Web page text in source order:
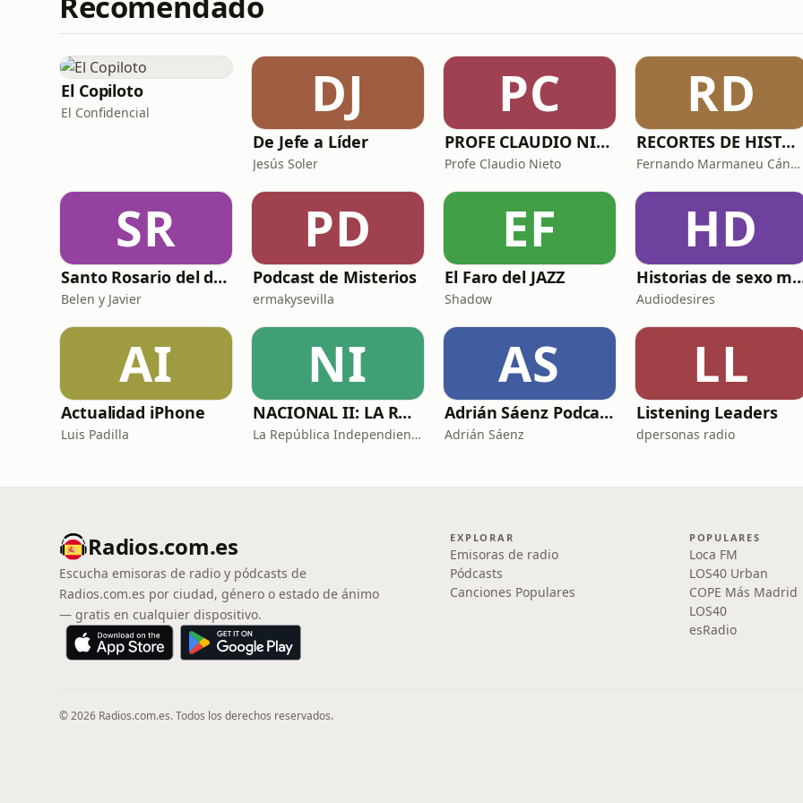
El Copiloto
El Confidencial DJ
De Jefe a Líder
Jesús Soler
PC
PROFE CLAUDIO NIETO
Profe Claudio Nieto
RD
RECORTES DE HISTORIA Y CIENCIA
Fernando Marmaneu Cánovas
SR
Santo Rosario del día. 🙏 Reza con nosotros en castellano 🇪🇸
Belen y Javier
PD
Podcast de Misterios
ermakysevilla
EF
El Faro del JAZZ
Shadow
HD
Historias de sexo
Audiodesires
AI
Actualidad iPhone
Luis Padilla
NI
NACIONAL II: LA RUTA DEL EXILIO
La República Independiente de la Radio
AS
Adrián Sáenz Podcast
Adrián Sáenz
LL
Listening Leaders
dpersonas radio
Radios.com.es
Escucha emisoras de radio y pódcasts de
Radios.com.es por ciudad, género o estado de ánimo
— gratis en cualquier dispositivo.
EXPLORAR
Emisoras de radio
Pódcasts
Canciones Populares
POPULARES
Loca FM
LOS40 Urban
COPE Más Madrid
LOS40
esRadio
© 2026 Radios.com.es. Todos los derechos reservados.